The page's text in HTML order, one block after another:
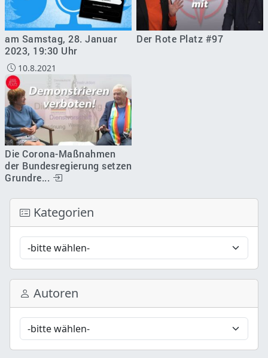
am Samstag, 28. Januar
2023, 19:30 Uhr
Der Rote Platz #97
10.8.2021
Die Corona-Maßnahmen
der Bundesregierung setzen
Grundre...
Kategorien
Autoren